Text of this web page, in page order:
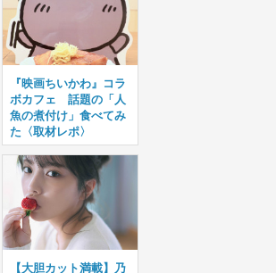
『映画ちいかわ』コラ
ボカフェ 話題の「人
魚の煮付け」食べてみ
た〈取材レポ〉
【大胆カット満載】乃